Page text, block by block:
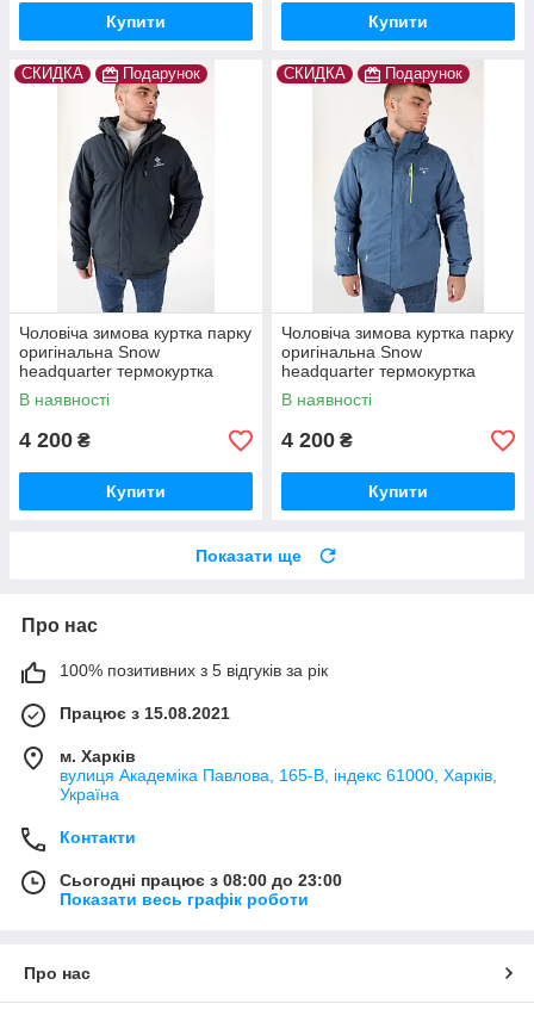
Купити Купити
СКИДКА Подарунок
Чоловіча зимова куртка парку
оригінальна Snow
headquarter термокуртка
гірськолижна тепла на зиму
В наявності
4 200 ₴
Купити
СКИДКА Подарунок
Чоловіча зимова куртка парку
оригінальна Snow
headquarter термокуртка
гірськолижна тепла на зиму
В наявності
4 200 ₴
Купити
Показати ще
Про нас
100% позитивних з 5 відгуків за рік
Працює з 15.08.2021
м. Харків
вулиця Академіка Павлова, 165-В, індекс 61000, Харків,
Україна
Контакти
Сьогодні працює з 08:00 до 23:00
Показати весь графік роботи
Про нас